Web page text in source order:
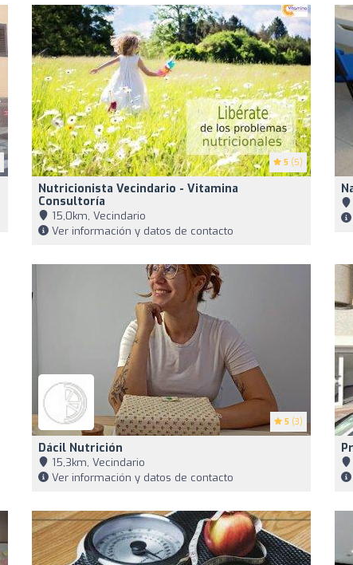
5 (5)
Nutricionista Vecindario - Vitamina
Consultoría
15,0km, Vecindario
Ver información y datos de contacto
5 (3)
Dácil Nutrición
15,3km, Vecindario
Ver información y datos de contacto